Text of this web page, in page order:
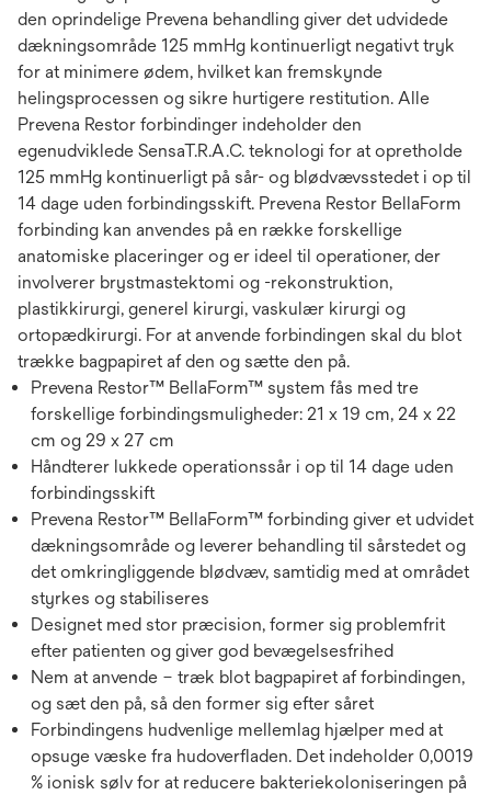
den oprindelige Prevena behandling giver det udvidede
dækningsområde 125 mmHg kontinuerligt negativt tryk
for at minimere ødem, hvilket kan fremskynde
helingsprocessen og sikre hurtigere restitution. Alle
Prevena Restor forbindinger indeholder den
egenudviklede SensaT.R.A.C. teknologi for at opretholde
125 mmHg kontinuerligt på sår- og blødvævsstedet i op til
14 dage uden forbindingsskift. Prevena Restor BellaForm
forbinding kan anvendes på en række forskellige
anatomiske placeringer og er ideel til operationer, der
involverer brystmastektomi og -rekonstruktion,
plastikkirurgi, generel kirurgi, vaskulær kirurgi og
ortopædkirurgi. For at anvende forbindingen skal du blot
trække bagpapiret af den og sætte den på.
Prevena Restor™ BellaForm™ system fås med tre
forskellige forbindingsmuligheder: 21 x 19 cm, 24 x 22
cm og 29 x 27 cm
Håndterer lukkede operationssår i op til 14 dage uden
forbindingsskift
Prevena Restor™ BellaForm™ forbinding giver et udvidet
dækningsområde og leverer behandling til sårstedet og
det omkringliggende blødvæv, samtidig med at området
styrkes og stabiliseres
Designet med stor præcision, former sig problemfrit
efter patienten og giver god bevægelsesfrihed
Nem at anvende – træk blot bagpapiret af forbindingen,
og sæt den på, så den former sig efter såret
Forbindingens hudvenlige mellemlag hjælper med at
opsuge væske fra hudoverfladen. Det indeholder 0,0019
% ionisk sølv for at reducere bakteriekoloniseringen på